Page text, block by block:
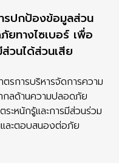
รปกป้องข้อมูลส่วน
ทางไซเบอร์ เพื่อ
วนได้ส่วนเสีย
รการบริหารจัดการความ
กลด้านความปลอดภัย
ะหนักรู้และการมีส่วนร่วม
ละตอบสนองต่อภัย